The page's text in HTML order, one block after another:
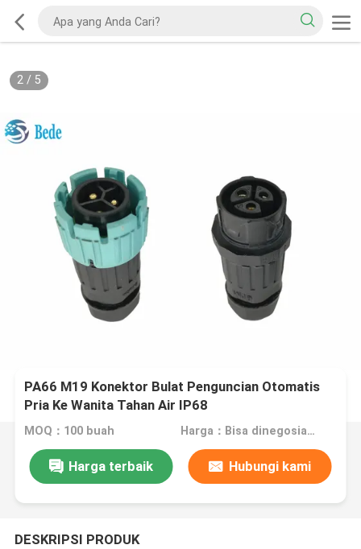
2/ 5
PA66 M19 Konektor Bulat Penguncian Otomatis
Pria Ke Wanita Tahan Air IP68
MOQ：100 buah Harga：Bisa dinegosiasikan
Harga terbaik Hubungi kami
DESKRIPSI PRODUK